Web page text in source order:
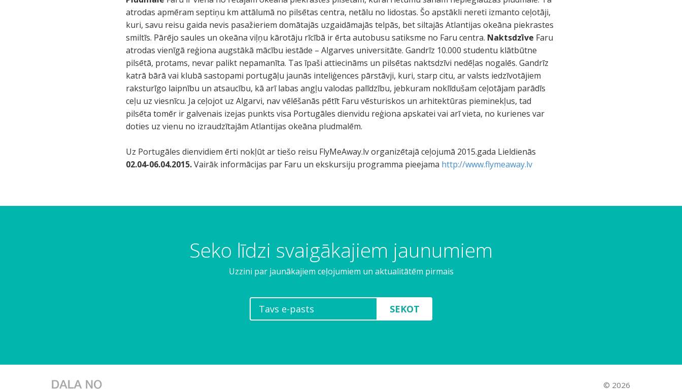
atrodas apmēram septiņu km attālumā no pilsētas centra, netālu no lidostas. Šo apstākli nereti izmanto ceļotāji,
kuri, savu reisu gaida nevis pasažieriem domātajās uzgaidāmajās telpās, bet siltajās Atlantijas okeāna piekrastes
smiltīs. Pārējo saules un okeāna viļņu kārotāju rīcībā ir ērta autobusu satiksme no Faru centra. Naktsdzīve Faru
atrodas vienīgā reģiona augstākā mācību iestāde – Algarves universitāte. Gandrīz 10.000 studentu klātbūtne
pilsētā, protams, nevar palikt nepamanīta. Tas īpaši attiecināms un pilsētas naktsdzīvi nedēļas nogalēs. Gandrīz
katrā bārā vai klubā sastopami portugāļu jaunās inteliģences pārstāvji, kuri, starp citu, ar valsts iedzīvotājiem
raksturīgo laipnību un atsaucību, kā arī labas angļu valodas palīdzību, jebkuram noklīdušam ceļotājam parādīs
ceļu uz viesnīcu. Ja ceļojot uz Algarvi, nav vēlēšanās pētīt Faru vēsturiskos un arhitektūras pieminekļus, tad
pilsēta tomēr ir galvenais izejas punkts visa Portugāles dienvidu reģiona apskatei vai arī vieta, no kurienes var
doties uz vienu no izraudzītajām Atlantijas okeāna pludmalēm.
Uz Portugāles dienvidiem ērti nokļūt ar tiešo reisu FlyMeAway.lv organizētajā ceļojumā 2015.gada Lieldienās
02.04-06.04.2015.Vairāk informācijas par Faru un ekskursiju programma pieejama http://www.flymeaway.lv
Seko līdzi svaigākajiem jaunumiem
Uzzini par jaunākajiem ceļojumiem un aktualitātēm pirmais
SEKOT
© 2026